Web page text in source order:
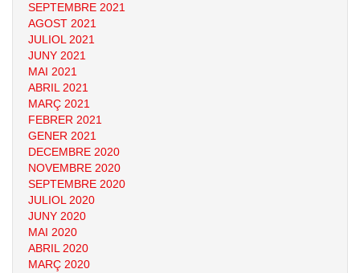
SEPTEMBRE 2021
AGOST 2021
JULIOL 2021
JUNY 2021
MAI 2021
ABRIL 2021
MARÇ 2021
FEBRER 2021
GENER 2021
DECEMBRE 2020
NOVEMBRE 2020
SEPTEMBRE 2020
JULIOL 2020
JUNY 2020
MAI 2020
ABRIL 2020
MARÇ 2020